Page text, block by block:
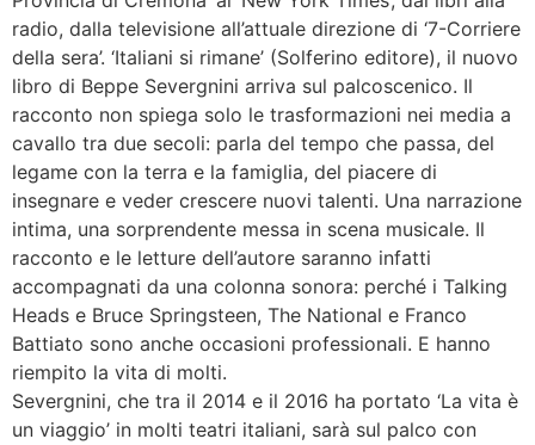
radio, dalla televisione all’attuale direzione di ‘7-Corriere
della sera’. ‘Italiani si rimane’ (Solferino editore), il nuovo
libro di Beppe Severgnini arriva sul palcoscenico. Il
racconto non spiega solo le trasformazioni nei media a
cavallo tra due secoli: parla del tempo che passa, del
legame con la terra e la famiglia, del piacere di
insegnare e veder crescere nuovi talenti. Una narrazione
intima, una sorprendente messa in scena musicale. Il
racconto e le letture dell’autore saranno infatti
accompagnati da una colonna sonora: perché i Talking
Heads e Bruce Springsteen, The National e Franco
Battiato sono anche occasioni professionali. E hanno
riempito la vita di molti.
Severgnini, che tra il 2014 e il 2016 ha portato ‘La vita è
un viaggio’ in molti teatri italiani, sarà sul palco con